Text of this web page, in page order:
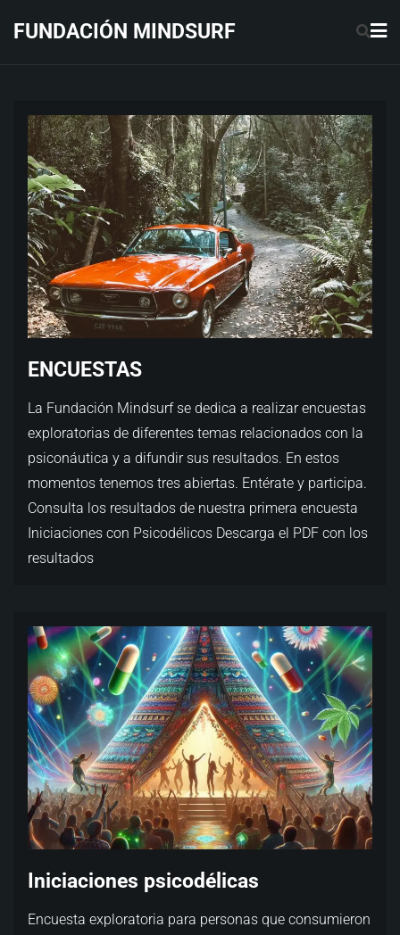
FUNDACIÓN MINDSURF
ENCUESTAS
La Fundación Mindsurf se dedica a realizar encuestas
exploratorias de diferentes temas relacionados con la
psiconáutica y a difundir sus resultados. En estos
momentos tenemos tres abiertas. Entérate y participa.
Consulta los resultados de nuestra primera encuesta
Iniciaciones con Psicodélicos Descarga el PDF con los
resultados
Iniciaciones psicodélicas
Encuesta exploratoria para personas que consumieron